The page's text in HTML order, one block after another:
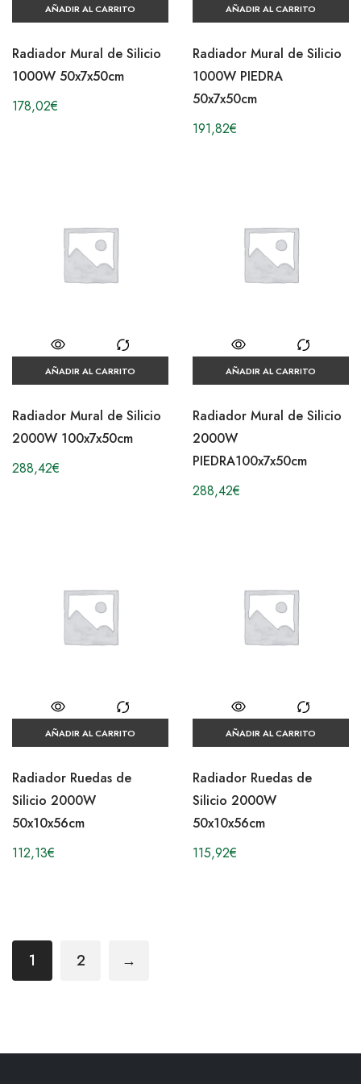
AÑADIR AL CARRITO
Radiador Mural de Silicio
1000W 50x7x50cm
178,02€
AÑADIR AL CARRITO
Radiador Mural de Silicio
1000W PIEDRA
50x7x50cm
191,82€
AÑADIR AL CARRITO
Radiador Mural de Silicio
2000W 100x7x50cm
288,42€
AÑADIR AL CARRITO
Radiador Mural de Silicio
2000W
PIEDRA100x7x50cm
288,42€
AÑADIR AL CARRITO
Radiador Ruedas de
Silicio 2000W
50x10x56cm
112,13€
AÑADIR AL CARRITO
Radiador Ruedas de
Silicio 2000W
50x10x56cm
115,92€
1 2 →